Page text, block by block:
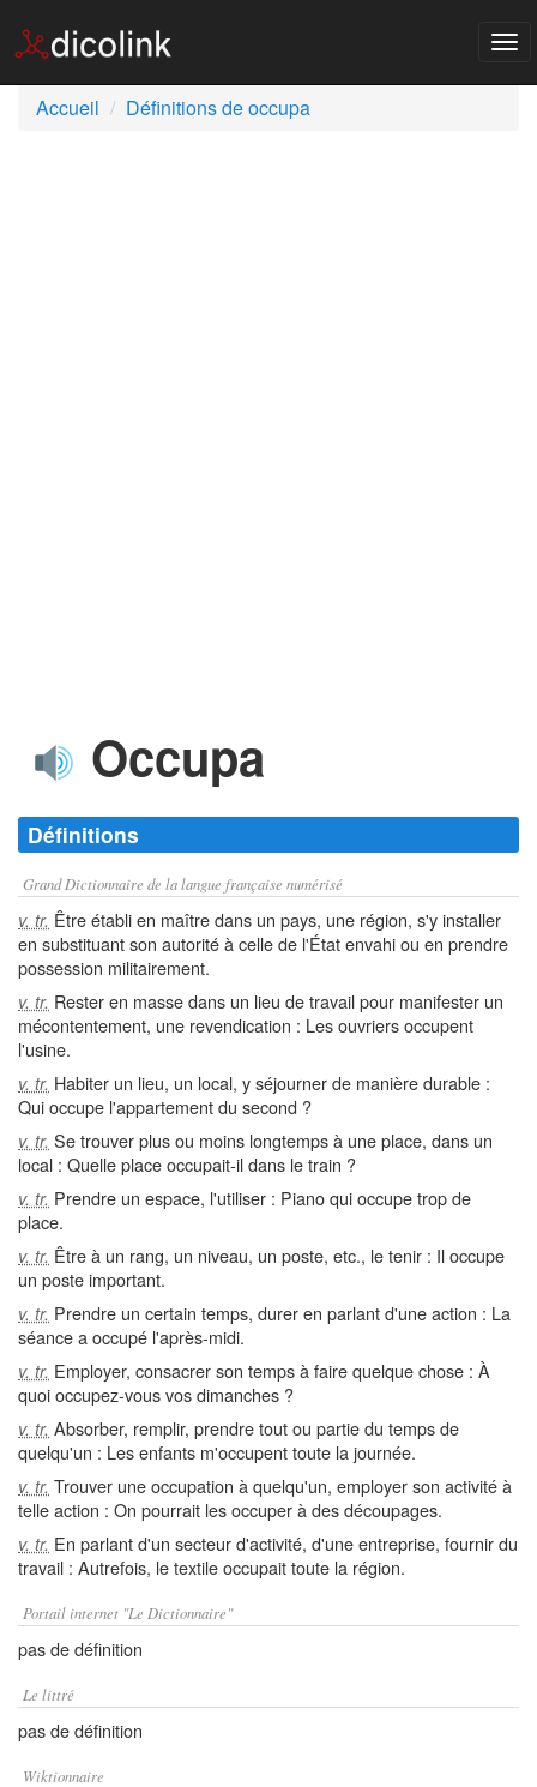
Accueil
Définitions de occupa
Occupa
Définitions
Grand Dictionnaire de la langue française numérisé
v. tr. Être établi en maître dans un pays, une région, s'y installer
en substituant son autorité à celle de l'État envahi ou en prendre
possession militairement.
v. tr. Rester en masse dans un lieu de travail pour manifester un
mécontentement, une revendication : Les ouvriers occupent
l'usine.
v. tr. Habiter un lieu, un local, y séjourner de manière durable :
Qui occupe l'appartement du second ?
v. tr. Se trouver plus ou moins longtemps à une place, dans un
local : Quelle place occupait-il dans le train ?
v. tr. Prendre un espace, l'utiliser : Piano qui occupe trop de
place.
v. tr. Être à un rang, un niveau, un poste, etc., le tenir : Il occupe
un poste important.
v. tr. Prendre un certain temps, durer en parlant d'une action : La
séance a occupé l'après-midi.
v. tr. Employer, consacrer son temps à faire quelque chose : À
quoi occupez-vous vos dimanches ?
v. tr. Absorber, remplir, prendre tout ou partie du temps de
quelqu'un : Les enfants m'occupent toute la journée.
v. tr. Trouver une occupation à quelqu'un, employer son activité à
telle action : On pourrait les occuper à des découpages.
v. tr. En parlant d'un secteur d'activité, d'une entreprise, fournir du
travail : Autrefois, le textile occupait toute la région.
Portail internet "Le Dictionnaire"
pas de définition
Le littré
pas de définition
Wiktionnaire